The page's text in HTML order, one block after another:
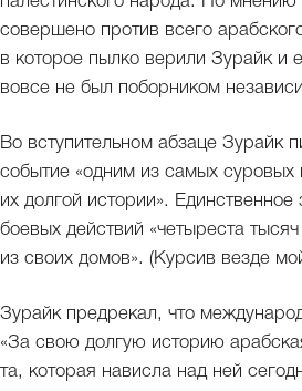
совершено против всего
в которое пылко верили Зурайк и
вовсе не был поборником
Во вступительном абзаце Зурайк
событие «одним из самых
их долгой истории».
боевых действий «четыреста
из своих домов». (Курсив везде
Зурайк предрекал, что
«За свою долгую историю
та, которая нависла над ней